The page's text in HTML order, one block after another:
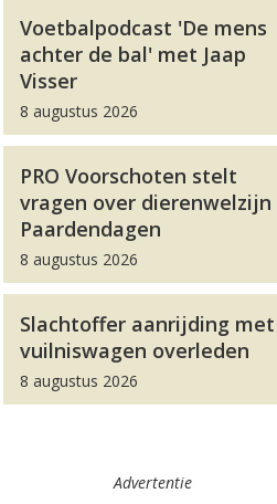
Voetbalpodcast 'De mens
achter de bal' met Jaap
Visser
8 augustus 2026
PRO Voorschoten stelt
vragen over dierenwelzijn
Paardendagen
8 augustus 2026
Slachtoffer aanrijding met
vuilniswagen overleden
8 augustus 2026
Advertentie